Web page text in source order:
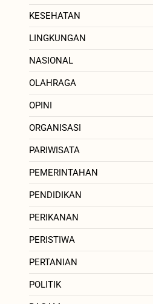
KESEHATAN
LINGKUNGAN
NASIONAL
OLAHRAGA
OPINI
ORGANISASI
PARIWISATA
PEMERINTAHAN
PENDIDIKAN
PERIKANAN
PERISTIWA
PERTANIAN
POLITIK